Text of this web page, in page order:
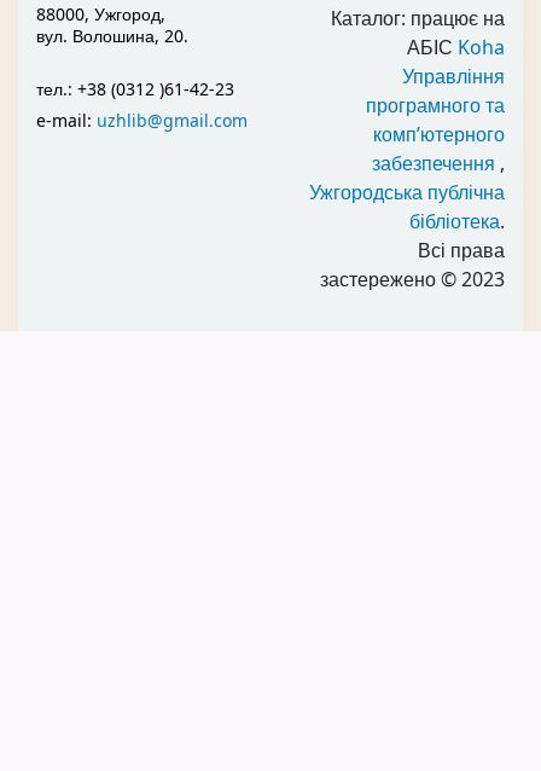
88000, Ужгород,
вул. Волошина, 20.
тел.: +38 (0312 )61-42-23
e-mail: uzhlib@gmail.com
Каталог: працює на
АБІС Koha
Управління
програмного та
комп’ютерного
забезпечення ,
Ужгородська публічна
бібліотека.
Всі права
застережено© 2023